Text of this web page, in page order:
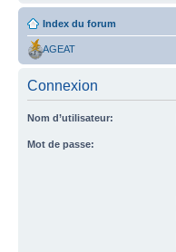
Index du forum
AGEAT
Connexion
Nom d’utilisateur:
Mot de passe: